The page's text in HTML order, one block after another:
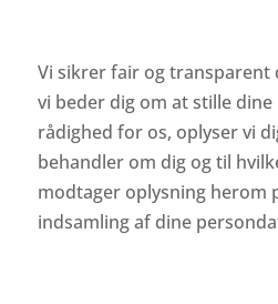
Vi sikrer fair og transparent
vi beder dig om at stille
rådighed for os, oplyser vi
behandler om dig og til
modtager oplysning herom
indsamling af dine